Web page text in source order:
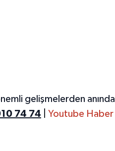
gelişmelerden anında
74 74
Youtube Haber